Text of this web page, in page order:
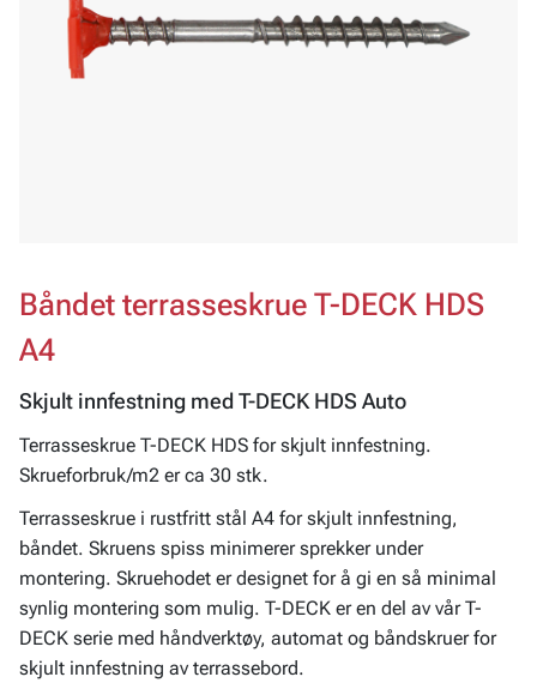
Båndet terrasseskrue T-DECK HDS
A4
Skjult innfestning med T-DECK HDS Auto
Terrasseskrue T-DECK HDS for skjult innfestning.
Skrueforbruk/m2 er ca 30 stk.
Terrasseskrue i rustfritt stål A4 for skjult innfestning,
båndet. Skruens spiss minimerer sprekker under
montering. Skruehodet er designet for å gi en så minimal
synlig montering som mulig. T-DECK er en del av vår T-
DECK serie med håndverktøy, automat og båndskruer for
skjult innfestning av terrassebord.